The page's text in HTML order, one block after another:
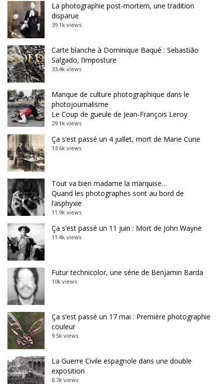
La photographie post-mortem, une tradition
disparue
39.1k views
Carte blanche à Dominique Baqué : Sebastião
Salgado, l’imposture
33.4k views
Manque de culture photographique dans le
photojournalisme
Le Coup de gueule de Jean-François Leroy
29.1k views
Ça s’est passé un 4 juillet, mort de Marie Curie
13.6k views
Tout va bien madame la marquise…
Quand les photographes sont au bord de
l’asphyxie
11.9k views
Ça s’est passé un 11 juin : Mort de John Wayne
11.4k views
Futur technicolor, une série de Benjamin Barda
10k views
Ça s’est passé un 17 mai : Première photographie
couleur
9.5k views
La Guerre Civile espagnole dans une double
exposition
8.7k views